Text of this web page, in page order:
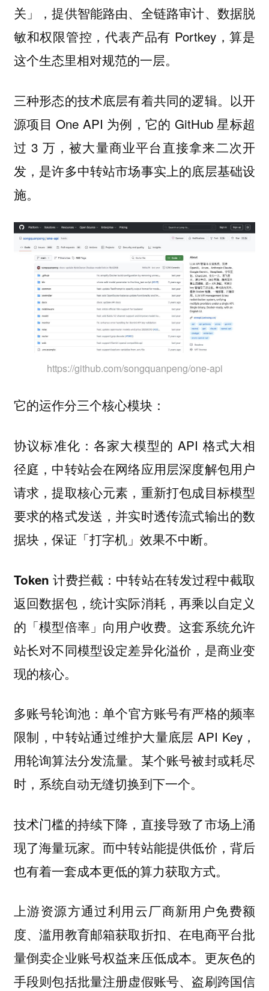
关」，提供智能路由、全链路审计、数据脱
敏和权限管控，代表产品有 Portkey，算是
这个生态里相对规范的一层。
三种形态的技术底层有着共同的逻辑。以开
源项目 One API 为例，它的 GitHub 星标超
过 3 万，被大量商业平台直接拿来二次开
发，是许多中转站市场事实上的底层基础设
施。
https://github.com/songquanpeng/one-api
它的运作分三个核心模块：
协议标准化：各家大模型的 API 格式大相
径庭，中转站会在网络应用层深度解包用户
请求，提取核心元素，重新打包成目标模型
要求的格式发送，并实时透传流式输出的数
据块，保证「打字机」效果不中断。
Token 计费拦截： 中转站在转发过程中截取
返回数据包，统计实际消耗，再乘以自定义
的「模型倍率」向用户收费。这套系统允许
站长对不同模型设定差异化溢价，是商业变
现的核心。
多账号轮询池：单个官方账号有严格的频率
限制，中转站通过维护大量底层 API Key，
用轮询算法分发流量。某个账号被封或耗尽
时，系统自动无缝切换到下一个。
技术门槛的持续下降，直接导致了市场上涌
现了海量玩家。而中转站能提供低价，背后
也有着一套成本更低的算力获取方式。
上游资源方通过利用云厂商新用户免费额
度、滥用教育邮箱获取折扣、在电商平台批
量倒卖企业账号权益来压低成本。更灰色的
手段则包括批量注册虚假账号、盗刷跨国信